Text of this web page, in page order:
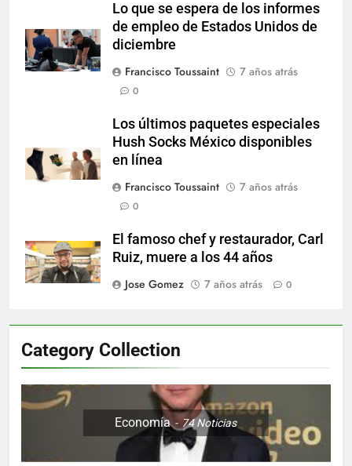
Lo que se espera de los informes
de empleo de Estados Unidos de
diciembre
Francisco Toussaint
7 años atrás
0
Los últimos paquetes especiales
Hush Socks México disponibles
en línea
Francisco Toussaint
7 años atrás
0
El famoso chef y restaurador, Carl
Ruiz, muere a los 44 años
Jose Gomez
7 años atrás 0
Category Collection
Economía 74Noticias